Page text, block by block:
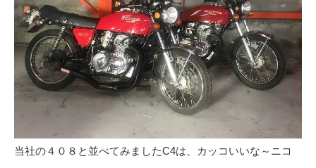
当社の４０８と並べてみましたC4は、カッコいいな～ニコ